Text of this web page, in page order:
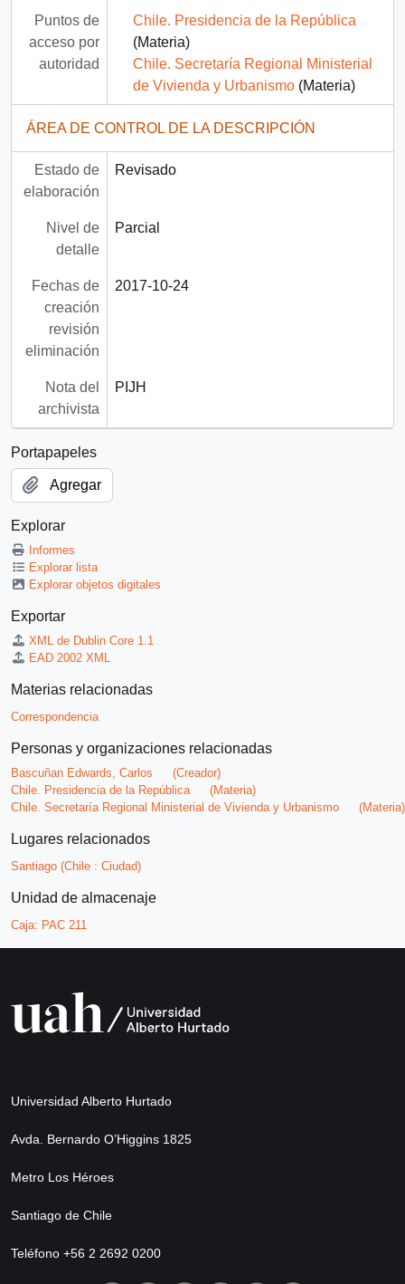
Puntos de
acceso por
autoridad
Chile. Presidencia de la República
(Materia)
Chile. Secretaría Regional Ministerial
de Vivienda y Urbanismo(Materia)
ÁREA DE CONTROL DE LA DESCRIPCIÓN
Estado de
elaboración
Revisado
Nivel de
detalle
Parcial
Fechas de
creación
revisión
eliminación
2017-10-24
Nota del
archivista
PIJH
Portapapeles
Agregar
Explorar
Informes
Explorar lista
Explorar objetos digitales
Exportar
XML de Dublin Core 1.1
EAD 2002 XML
Materias relacionadas
Correspondencia
Personas y organizaciones relacionadas
Bascuñan Edwards, Carlos
(Creador)
Chile. Presidencia de la República
(Materia)
Chile. Secretaría Regional Ministerial de Vivienda y Urbanismo
(Materia)
Lugares relacionados
Santiago (Chile : Ciudad)
Unidad de almacenaje
Caja: PAC 211
Universidad Alberto Hurtado
Avda. Bernardo O’Higgins 1825
Metro Los Héroes
Santiago de Chile
Teléfono +56 2 2692 0200